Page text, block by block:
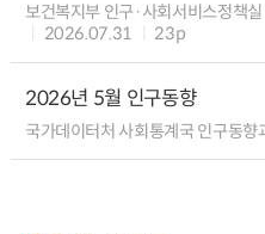
보건복지부 인구·사회서비스정책
2026.07.31
23p
2026년 5월 인구동향
국가데이터처 사회통계국 인구동향